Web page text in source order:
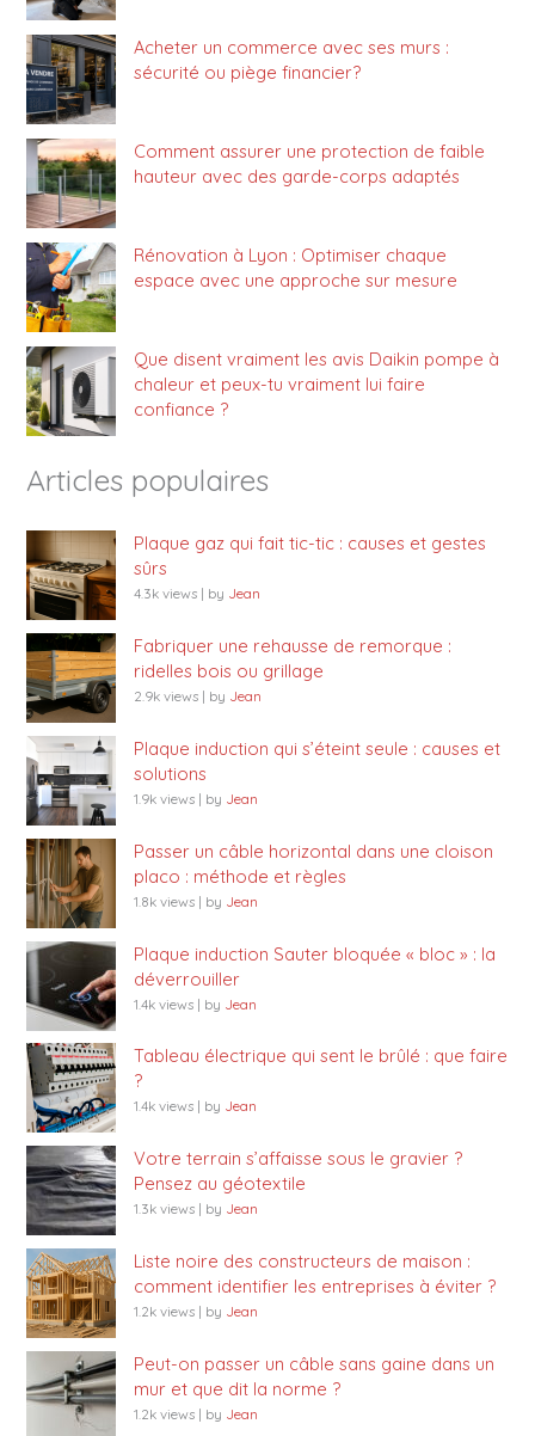
Acheter un commerce avec ses murs :
sécurité ou piège financier?
Comment assurer une protection de faible
hauteur avec des garde-corps adaptés
Rénovation à Lyon : Optimiser chaque
espace avec une approche sur mesure
Que disent vraiment les avis Daikin pompe à
chaleur et peux-tu vraiment lui faire
confiance ?
Articles populaires
Plaque gaz qui fait tic-tic : causes et gestes
sûrs
4.3k views | by Jean
Fabriquer une rehausse de remorque :
ridelles bois ou grillage
2.9k views | by Jean
Plaque induction qui s’éteint seule : causes et
solutions
1.9k views | by Jean
Passer un câble horizontal dans une cloison
placo : méthode et règles
1.8k views | by Jean
Plaque induction Sauter bloquée « bloc » : la
déverrouiller
1.4k views | by Jean
Tableau électrique qui sent le brûlé : que faire
?
1.4k views | by Jean
Votre terrain s’affaisse sous le gravier ?
Pensez au géotextile
1.3k views | by Jean
Liste noire des constructeurs de maison :
comment identifier les entreprises à éviter ?
1.2k views | by Jean
Peut-on passer un câble sans gaine dans un
mur et que dit la norme ?
1.2k views | by Jean